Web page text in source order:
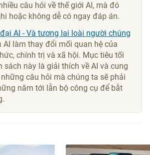
câu hỏi về thế giới AI, mà đó
hoặc không dễ có ngay đáp án.
AI - Và tương lai loài người chúng
AI làm thay đổi mối quan hệ của
chính trị và xã hội. Mục tiêu tối
sách này là giải thích về AI và cung
câu hỏi mà chúng ta sẽ phải
năm tới lẫn bộ công cụ để bắt